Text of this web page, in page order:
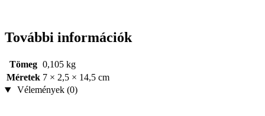
További információk
Tömeg 0,105 kg
Méretek 7 × 2,5 × 14,5 cm
Vélemények (0)